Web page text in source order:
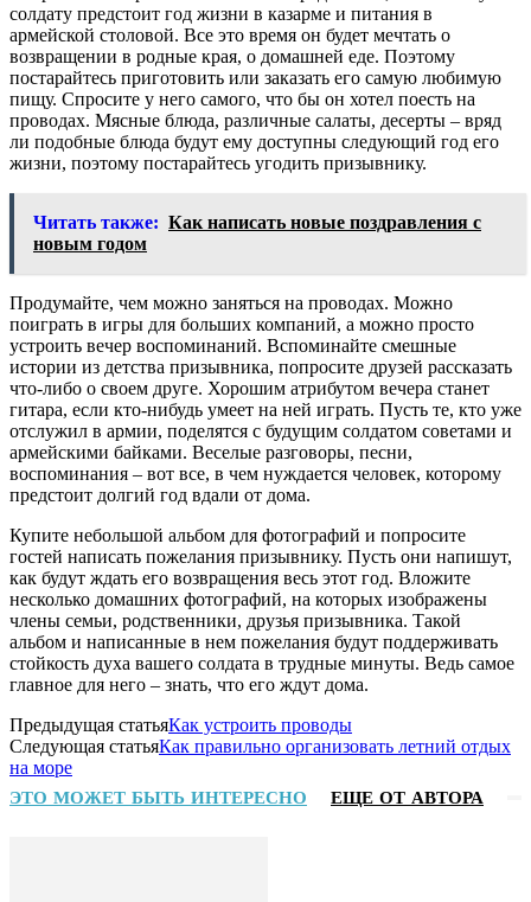
солдату предстоит год жизни в казарме и питания в
армейской столовой. Все это время он будет мечтать о
возвращении в родные края, о домашней еде. Поэтому
постарайтесь приготовить или заказать его самую любимую
пищу. Спросите у него самого, что бы он хотел поесть на
проводах. Мясные блюда, различные салаты, десерты – вряд
ли подобные блюда будут ему доступны следующий год его
жизни, поэтому постарайтесь угодить призывнику.
Читать также: Как написать новые поздравления с
новым годом
Продумайте, чем можно заняться на проводах. Можно
поиграть в игры для больших компаний, а можно просто
устроить вечер воспоминаний. Вспоминайте смешные
истории из детства призывника, попросите друзей рассказать
что-либо о своем друге. Хорошим атрибутом вечера станет
гитара, если кто-нибудь умеет на ней играть. Пусть те, кто уже
отслужил в армии, поделятся с будущим солдатом советами и
армейскими байками. Веселые разговоры, песни,
воспоминания – вот все, в чем нуждается человек, которому
предстоит долгий год вдали от дома.
Купите небольшой альбом для фотографий и попросите
гостей написать пожелания призывнику. Пусть они напишут,
как будут ждать его возвращения весь этот год. Вложите
несколько домашних фотографий, на которых изображены
члены семьи, родственники, друзья призывника. Такой
альбом и написанные в нем пожелания будут поддерживать
стойкость духа вашего солдата в трудные минуты. Ведь самое
главное для него – знать, что его ждут дома.
Предыдущая статьяКак устроить проводы
Следующая статьяКак правильно организовать летний отдых
на море
ЭТО МОЖЕТ БЫТЬ ИНТЕРЕСНО ЕЩЕ ОТ АВТОРА